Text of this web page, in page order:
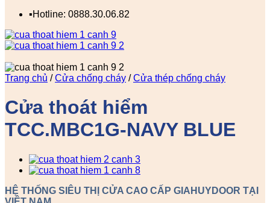
▪️Hotline: 0888.30.06.82
Trang chủ / Cửa chống cháy / Cửa thép chống cháy
Cửa thoát hiểm
TCC.MBC1G-NAVY BLUE
HỆ THỐNG SIÊU THỊ CỬA CAO CẤP GIAHUYDOOR TẠI